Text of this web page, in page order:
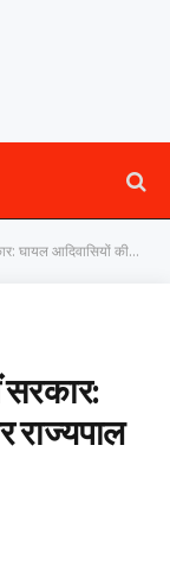
की गुहार पर राज्यपाल सख्त
सरकार:
राज्यपाल